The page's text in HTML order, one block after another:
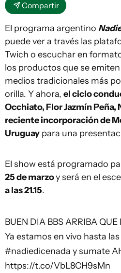
Compartir
El programa argentino
puede ver a través las
Twich o escuchar en
los productos que se
medios tradicionales más
orilla. Y ahora, el ciclo
Occhiato, Flor Jazmín Peña,
reciente incorporación de
Uruguay para una
El show está programado
25 de marzoy será en el
a las 21.15.
BUEN DIA BBS ARRIBA
Ya estamos en vivo hasta
#nadiedicenada y sumate
https://t.co/VbL8CH9sMn